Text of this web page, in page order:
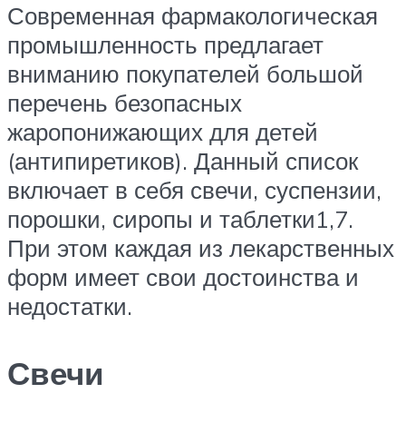
Современная фармакологическая
промышленность предлагает
вниманию покупателей большой
перечень безопасных
жаропонижающих для детей
(антипиретиков). Данный список
включает в себя свечи, суспензии,
порошки, сиропы и таблетки1,7.
При этом каждая из лекарственных
форм имеет свои достоинства и
недостатки.
Свечи